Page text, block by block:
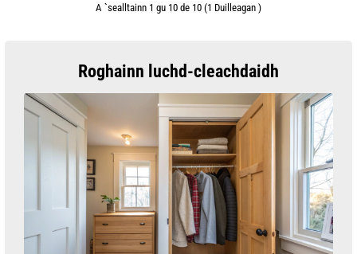
A `sealltainn 1 gu 10 de 10 (1 Duilleagan )
Roghainn luchd-cleachdaidh